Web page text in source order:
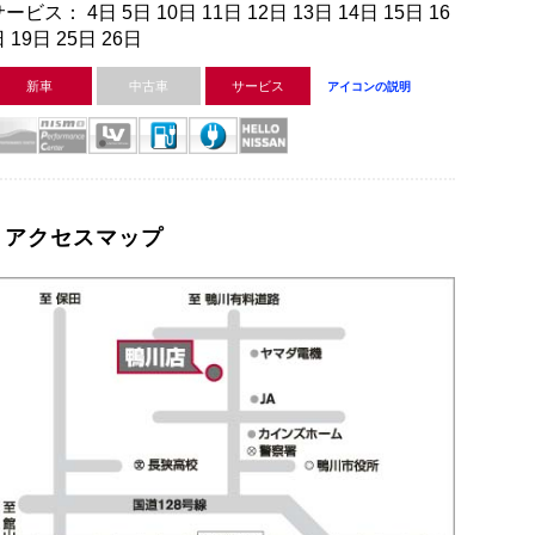
ービス： 4日 5日 10日 11日 12日 13日 14日 15日 16
19日 25日 26日
新車 中古車 サービス アイコンの説明
アクセスマップ